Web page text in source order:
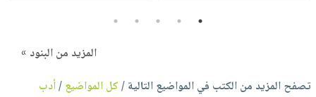
1
2
3
4
5
المزيد من البنود »
تصفح المزيد من الكتب في المواضيع التالية /كل المواضيع/أدب